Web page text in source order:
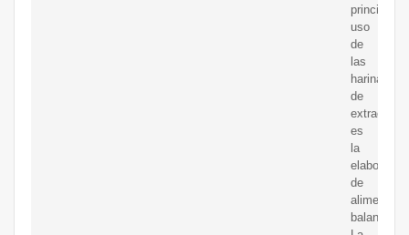
principal
uso
de
las
harinas
de
extracción
es
la
de
alimentos